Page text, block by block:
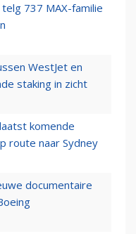
737 MAX-familie
WestJet en
staking in zicht
komende
route naar Sydney
documentaire